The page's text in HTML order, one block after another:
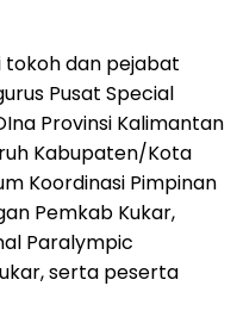
tokoh dan pejabat
Pusat Special
Provinsi Kalimantan
Kabupaten/Kota
Koordinasi Pimpinan
Pemkab Kukar,
Paralympic
serta peserta